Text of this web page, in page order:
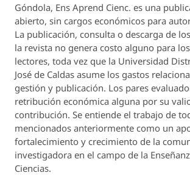
Góndola, Ens Aprend Cienc. es una
abierto, sin cargos económicos para
La publicación, consulta o descarga de
la revista no genera costo alguno para
lectores, toda vez que la Universidad
José de Caldas asume los gastos
gestión y publicación. Los pares
retribución económica alguna por su
contribución. Se entiende el trabajo de
mencionados anteriormente como un
fortalecimiento y crecimiento de la
investigadora en el campo de la
Ciencias.